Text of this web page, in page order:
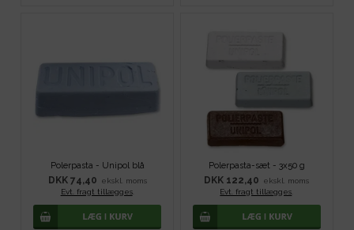
Polerpasta - Unipol blå
DKK 74,40
ekskl. moms
Evt. fragt tillægges.
Polerpasta-sæt - 3x50 g
DKK 122,40
ekskl. moms
Evt. fragt tillægges